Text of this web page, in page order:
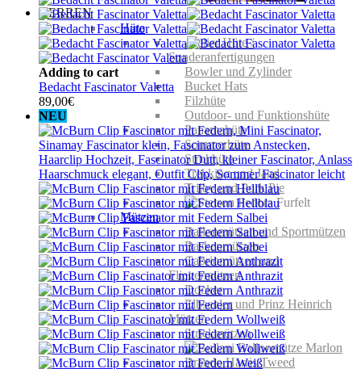
HERREN
Hüte
Atelier Hüte /
Sonderanfertigungen
Bowler und Zylinder
Bucket Hats
Filzhüte
Outdoor- und Funktionshüte
Panamahüte
Sommerhüte
Strohhüte
Trekking und Jagd
Trilby und Pork Pie
Mützen
Ballonmützen und Sportmützen
Baskenmützen
Cabriomützen und
Fliegermützen
Docker
Elbsegler und Prinz Heinrich
Mützen
Strickmützen
Adding to cart
Bedacht Fascinator Valetta
89,00€
NEU